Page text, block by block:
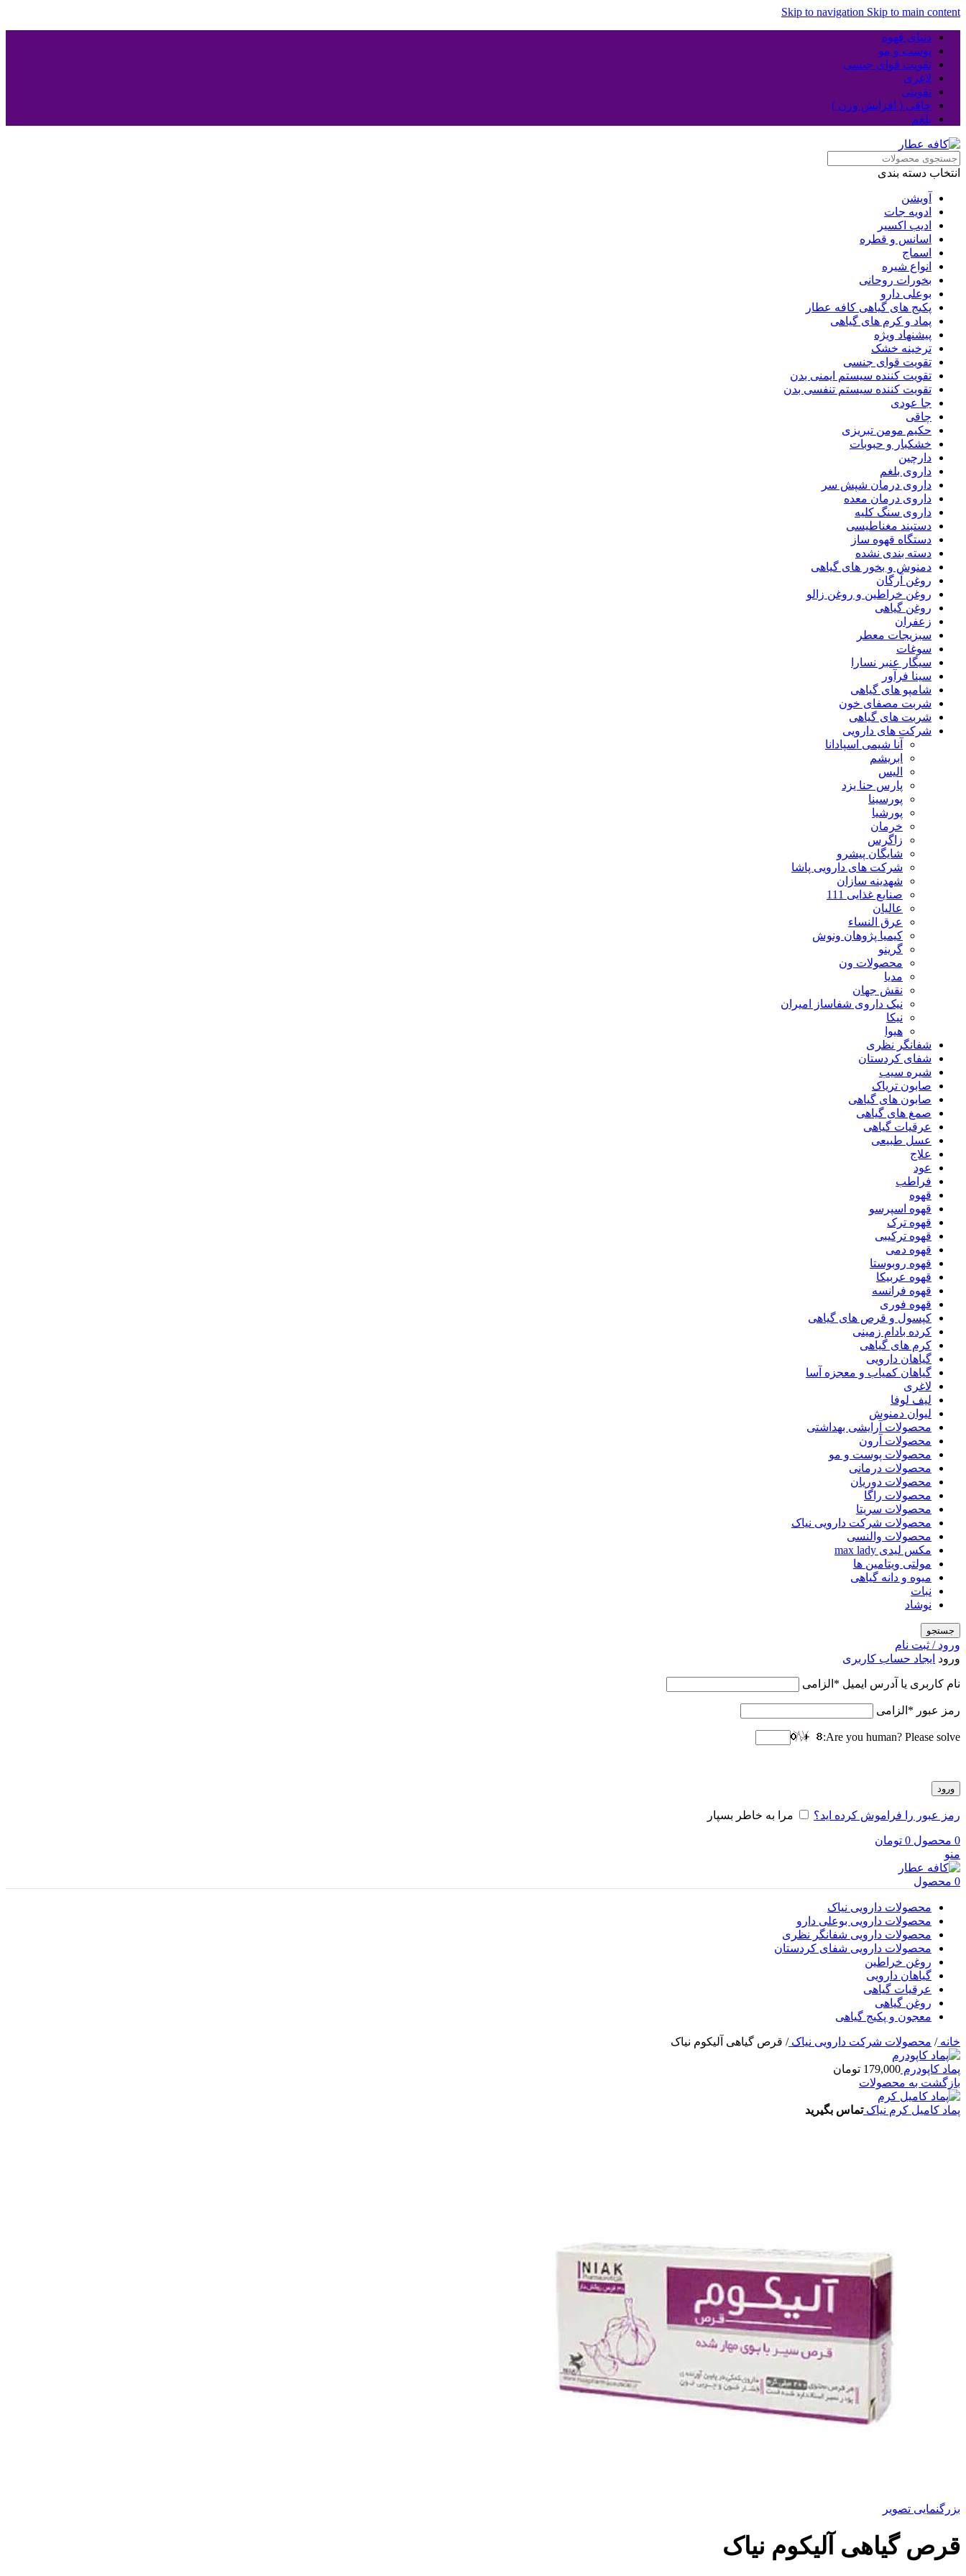
Skip to navigation Skip to main content
دنیای قهوه
پوست و مو
تقویت قوای جنسی
لاغری
تقویتی
چاقی ( افزایش وزن )
بلغم
انتخاب دسته بندی
آویشن
ادویه جات
ادیب اکسیر
اسانس و قطره
اسماج
انواع شیره
بخورات روحانی
بوعلی دارو
پکیج های گیاهی کافه عطار
پماد و کرم های گیاهی
پیشنهاد ویژه
ترخینه خشک
تقویت قوای جنسی
تقویت کننده سیستم ایمنی بدن
تقویت کننده سیستم تنفسی بدن
جا عودی
چاقی
حکیم مومن تبریزی
خشکبار و حبوبات
دارچین
داروی بلغم
داروی درمان شپش سر
داروی درمان معده
داروی سنگ کلیه
دستبند مغناطیسی
دستگاه قهوه ساز
دسته بندی نشده
دمنوش و بخور های گیاهی
روغن آرگان
روغن خراطین و روغن زالو
روغن گیاهی
زعفران
سبزیجات معطر
سوغات
سیگار عنبر نسارا
سینا فرآور
شامپو های گیاهی
شربت مصفای خون
شربت های گیاهی
شرکت های دارویی
آنا شیمی اسپادانا
ابریشم
الیس
پارس حنا یزد
پورسینا
پورشیا
خرمان
زاگرس
شایگان پیشرو
شرکت های دارویی پاشا
شهدینه سازان
صنایع غذایی 111
عالیان
عرق النساء
کیمیا پژوهان ونوش
گرینو
محصولات ون
مدیا
نقش جهان
نیک داروی شفاساز امیران
نیکا
هیوا
شفانگر نظری
شفای کردستان
شیره سیب
صابون تریاک
صابون های گیاهی
صمغ های گیاهی
عرقیات گیاهی
عسل طبیعی
علاج
عود
فراطب
قهوه
قهوه اسپرسو
قهوه ترک
قهوه ترکیبی
قهوه دمی
قهوه روبوستا
قهوه عربیکا
قهوه فرانسه
قهوه فوری
کپسول و قرص های گیاهی
کرده بادام زمینی
کرم های گیاهی
گیاهان دارویی
گیاهان کمیاب و معجزه آسا
لاغری
لیف لوفا
لیوان دمنوش
محصولات آرایشی بهداشتی
محصولات آرون
محصولات پوست و مو
محصولات درمانی
محصولات دوریان
محصولات راگا
محصولات سریتا
محصولات شرکت دارویی نیاک
محصولات والنسی
مکس لیدی max lady
مولتی ویتامین ها
میوه و دانه گیاهی
نبات
نوشاد
جستجو
ورود / ثبت نام
ورود ایجاد حساب کاربری
نام کاربری یا آدرس ایمیل * الزامی
رمز عبور * الزامی
Are you human? Please solve:
ورود
رمز عبور را فراموش کرده اید؟ مرا به خاطر بسپار
0 محصول 0 تومان
منو
0 محصول
محصولات دارویی نیاک
محصولات دارویی بوعلی دارو
محصولات دارویی شفانگر نظری
محصولات دارویی شفای کردستان
روغن خراطین
گیاهان دارویی
عرقیات گیاهی
روغن گیاهی
معجون و پکیج گیاهی
خانه/ محصولات شرکت دارویی نیاک/ قرص گیاهی آلیکوم نیاک
پماد کاپودرم 179,000 تومان
بازگشت به محصولات
پماد کامیل کرم نیاکتماس بگیرید
بزرگنمایی تصویر
قرص گیاهی آلیکوم نیاک